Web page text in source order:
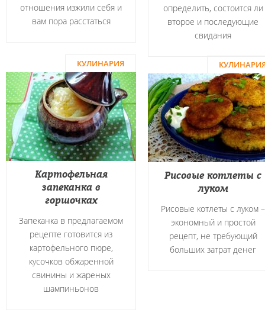
отношения изжили себя и
вам пора расстаться
определить, состоится ли
второе и последующие
свидания
КУЛИНАРИЯ
Картофельная
запеканка в
горшочках
Запеканка в предлагаемом
рецепте готовится из
картофельного пюре,
кусочков обжаренной
свинины и жареных
шампиньонов
Рисовые котлеты с
луком
Рисовые котлеты с луком –
экономный и простой
рецепт, не требующий
больших затрат денег